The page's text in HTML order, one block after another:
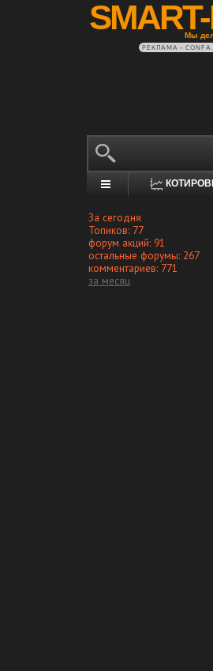
Мы
РЕКЛАМА •
За сегодня
Топиков: 77
форум акций: 91
остальные форумы: 267
комментариев: 771
за месяц